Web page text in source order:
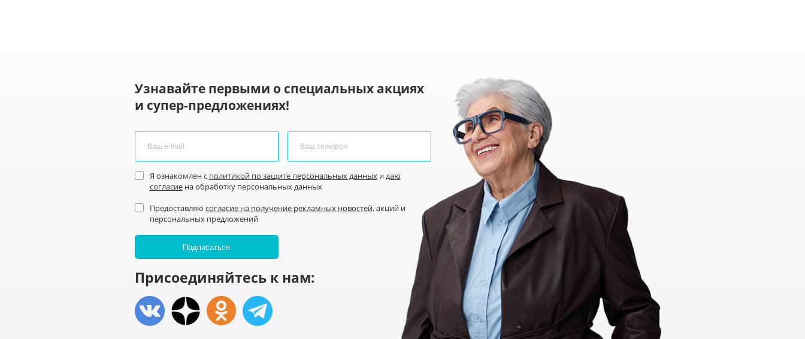
Узнавайте первыми о специальных акциях
и супер-предложениях!
Я ознакомлен с политикой по защите персональных данныхидаю
согласиена обработку персональных данных
Предоставляю согласие на получение рекламных новостей, акций и
персональных предложений
Присоединяйтесь к нам: